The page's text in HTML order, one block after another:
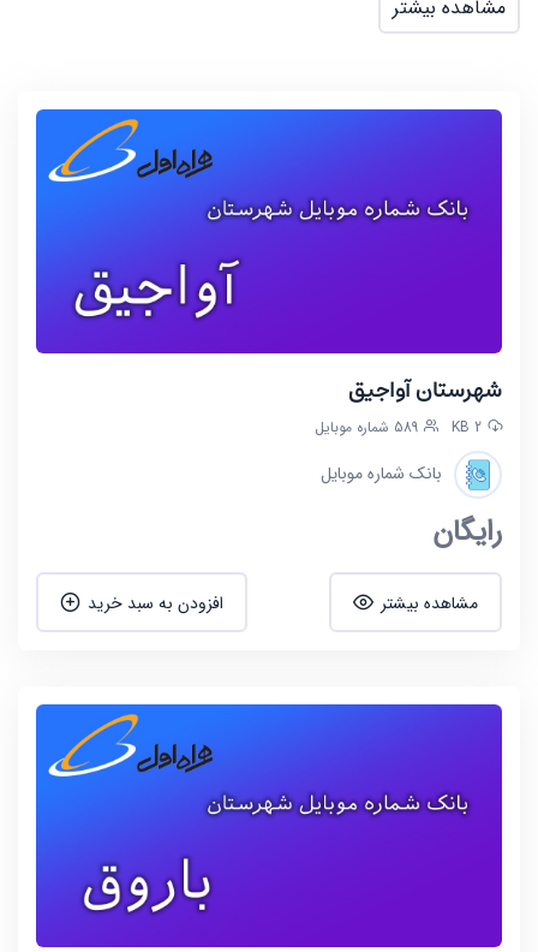
مشاهده بیشتر
شهرستان آواجیق
2 KB 589 شماره موبایل
بانک شماره موبایل
رایگان
مشاهده بیشتر افزودن به سبد خرید